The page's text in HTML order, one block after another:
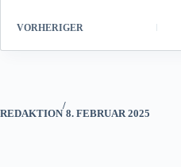
VORHERIGER
REDAKTION
/
8. FEBRUAR 2025